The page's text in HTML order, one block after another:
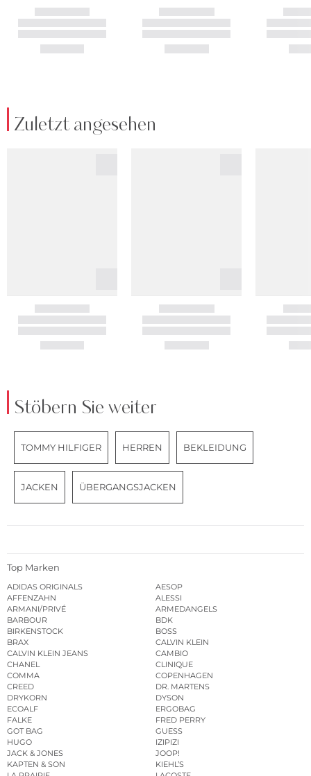
Zuletzt angesehen
Stöbern Sie weiter
TOMMY HILFIGER HERREN BEKLEIDUNG
JACKEN ÜBERGANGSJACKEN
Top Marken
ADIDAS ORIGINALS
AESOP
AFFENZAHN
ALESSI
ARMANI/PRIVÉ
ARMEDANGELS
BARBOUR
BDK
BIRKENSTOCK
BOSS
BRAX
CALVIN KLEIN
CALVIN KLEIN JEANS
CAMBIO
CHANEL
CLINIQUE
COMMA
COPENHAGEN
CREED
DR. MARTENS
DRYKORN
DYSON
ECOALF
ERGOBAG
FALKE
FRED PERRY
GOT BAG
GUESS
HUGO
IZIPIZI
JACK & JONES
JOOP!
KAPTEN & SON
KIEHL’S